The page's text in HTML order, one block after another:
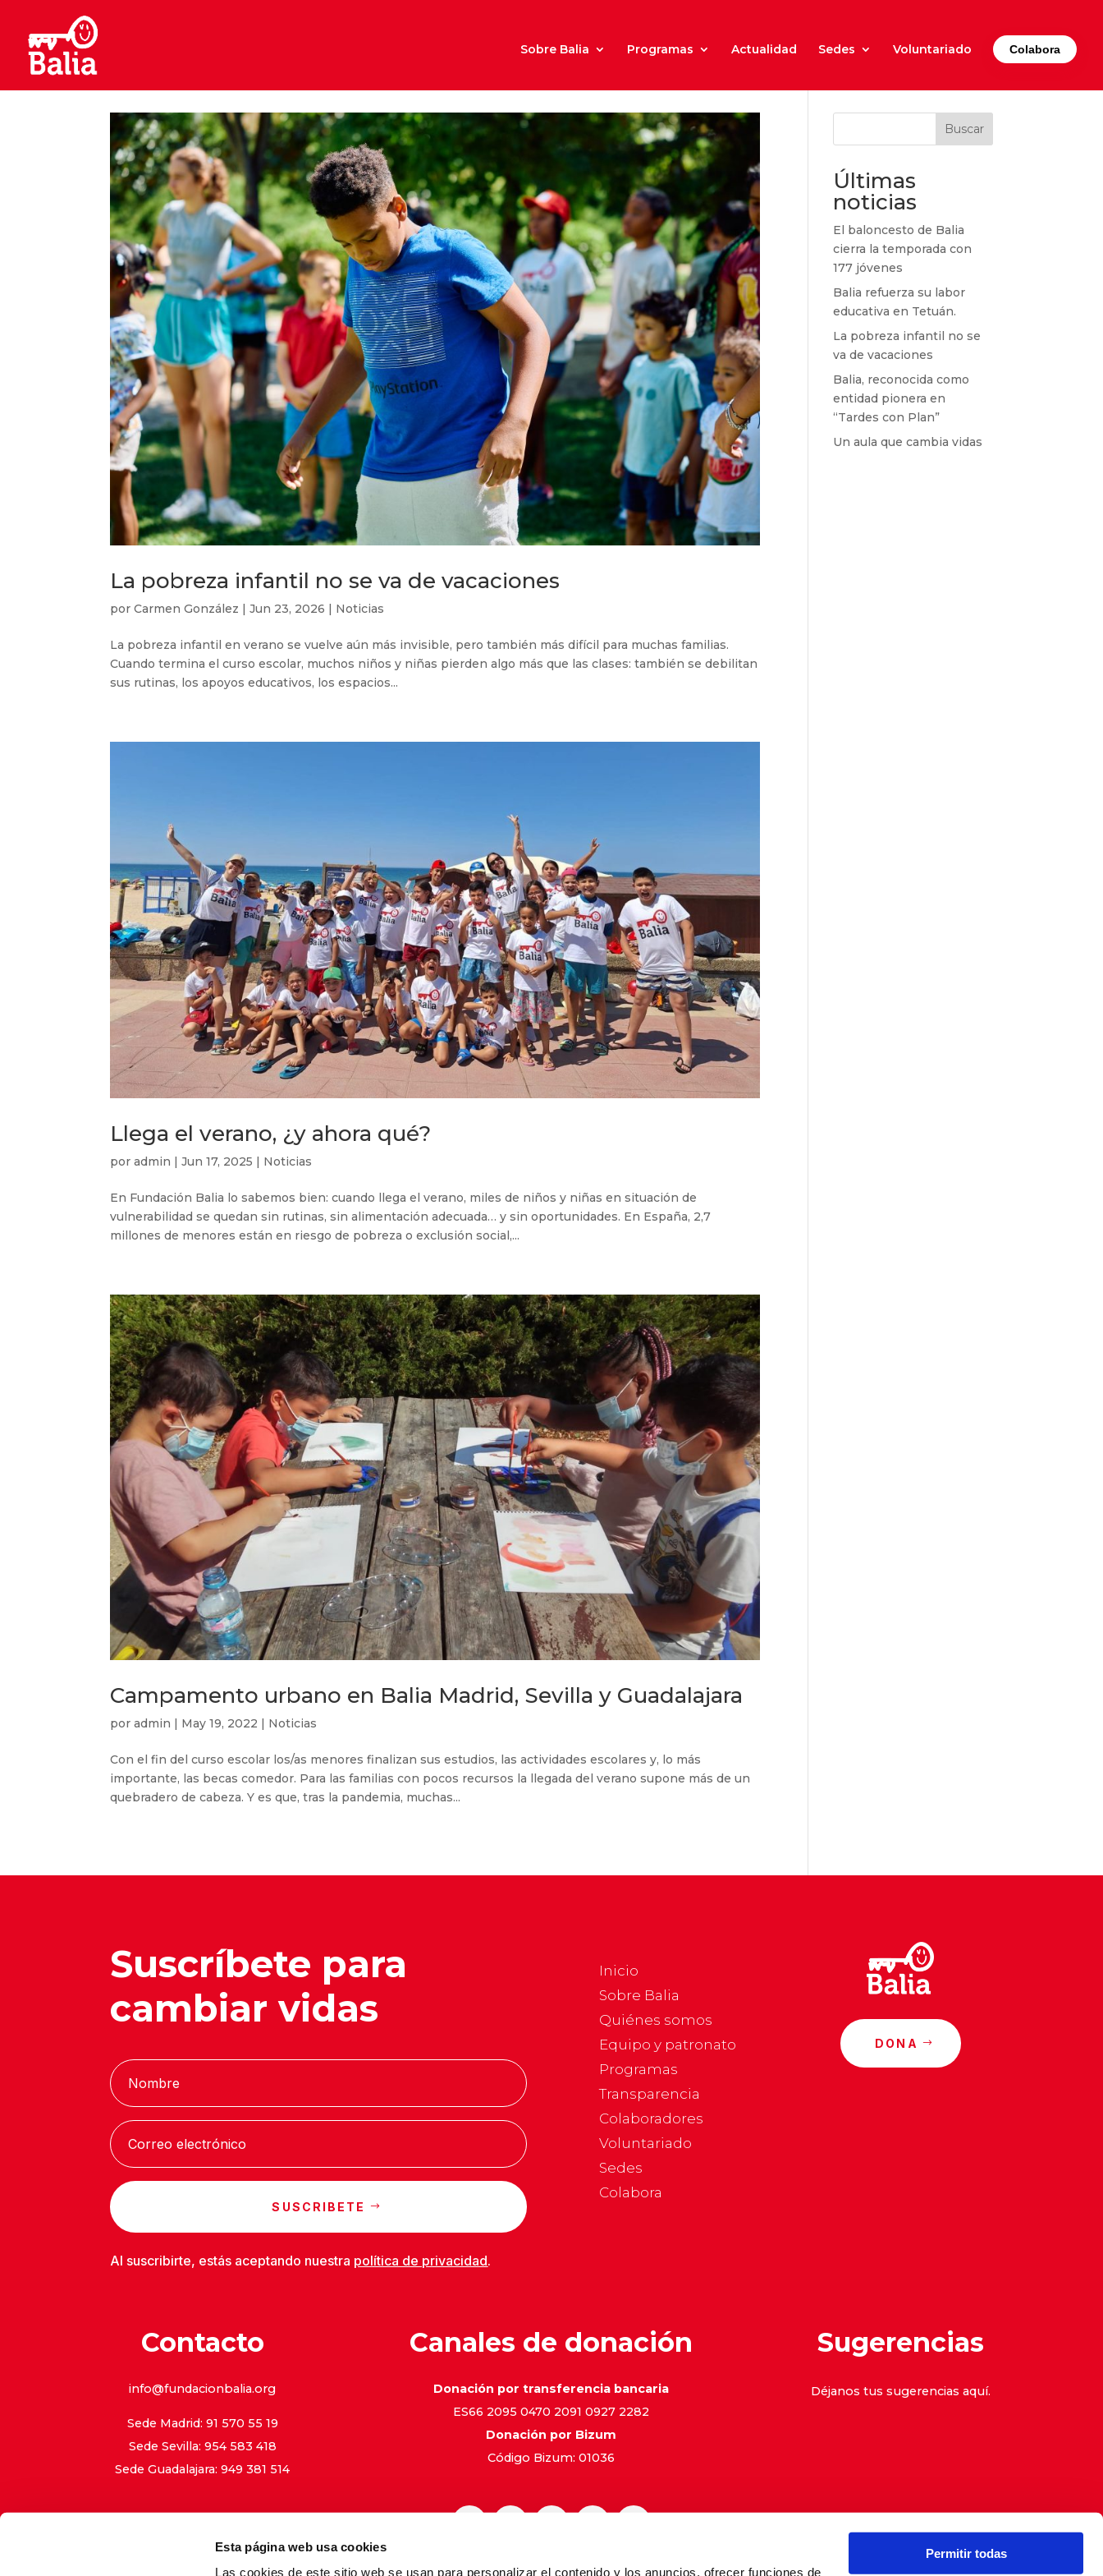
Esta página web usa cookies
Las cookies de este sitio web se usan para personalizar el contenido y los anuncios, ofrecer funciones de
Permitir todas
Sobre Balia Programas Actualidad Sedes Voluntariado Colabora
La pobreza infantil no se va de vacaciones
porCarmen González |Jun 23, 2026 Noticias
La pobreza infantil en verano se vuelve aún más invisible, pero también más difícil para muchas familias.
Cuando termina el curso escolar, muchos niños y niñas pierden algo más que las clases: también se debilitan
sus rutinas, los apoyos educativos, los espacios...
Llega el verano, ¿y ahora qué?
poradmin |Jun 17, 2025 | Noticias
En Fundación Balia lo sabemos bien: cuando llega el verano, miles de niños y niñas en situación de
vulnerabilidad se quedan sin rutinas, sin alimentación adecuada… y sin oportunidades. En España, 2,7
millones de menores están en riesgo de pobreza o exclusión social,...
Campamento urbano en Balia Madrid, Sevilla y Guadalajara
poradmin | May 19, 2022 | Noticias
Con el fin del curso escolar los/as menores finalizan sus estudios, las actividades escolares y, lo más
importante, las becas comedor. Para las familias con pocos recursos la llegada del verano supone más de un
quebradero de cabeza. Y es que, tras la pandemia, muchas...
Buscar
Últimas
noticias
El baloncesto de Balia
cierra la temporada con
177 jóvenes
Balia refuerza su labor
educativa en Tetuán.
La pobreza infantil no se
va de vacaciones
Balia, reconocida como
entidad pionera en
“Tardes con Plan”
Un aula que cambia vidas
Suscríbete para
cambiar vidas
SUSCRIBETE
Al suscribirte, estás aceptando nuestra política de privacidad.
Inicio
Sobre Balia
Quiénes somos
Equipo y patronato
Programas
Transparencia
Colaboradores
Voluntariado
Sedes
Colabora
DONA
Contacto
info@fundacionbalia.org
Sede Madrid: 91 570 55 19
Sede Sevilla: 954 583 418
Sede Guadalajara: 949 381 514
Canales de donación
Donación por transferencia bancaria
ES66 2095 0470 2091 0927 2282
Donación por Bizum
Código Bizum: 01036
Sugerencias
Déjanos tus sugerencias aquí.